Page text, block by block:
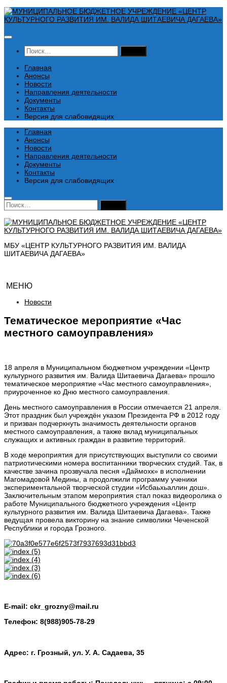
Перейти
к
Найти:
Главная
Анонсы
Новости
Направления деятельности
Документы
Контакты
Версия для слабовидящих
Главная
Анонсы
Новости
Направления деятельности
Документы
Контакты
Версия для слабовидящих
Найти:
МБУ «ЦЕНТР КУЛЬТУРНОГО РАЗВИТИЯ ИМ. ВАЛИДА
ШИТАЕВИЧА ДАГАЕВА»
МЕНЮ
Новости
Тематическое мероприятие «Час
местного самоуправления»
18 апреля в Муниципальном бюджетном учреждении «Центр
культурного развития им. Валида Шитаевича Дагаева» прошло
тематическое мероприятие «Час местного самоуправления»,
приуроченное ко Дню местного самоуправления.
День местного самоуправления в России отмечается 21 апреля.
Этот праздник был учреждён указом Президента РФ в 2012 году
и призван подчеркнуть значимость деятельности органов
местного самоуправления, а также вклад муниципальных
служащих и активных граждан в развитие территорий.
В ходе мероприятия для присутствующих выступили со своими
патриотическими номера воспитанники творческих студий. Так, в
качестве зачина прозвучала песня «Даймохк» в исполнении
Магомадовой Медины, а продолжили программу ученики
экспериментальной творческой студии «Исбаьхьаллин дош».
Заключительным этапом мероприятия стал показ видеоролика о
работе Муниципального бюджетного учреждения «Центр
культурного развития им. Валида Шитаевича Дагаева». Также
ведущая провела викторину на знание символики Чеченской
Республики и города Грозного.
E-mail: ckr_grozny@mail.ru
Телефон: 8(988)905-78-29
Адрес: г. Грозный, ул. У. А. Садаева, 35